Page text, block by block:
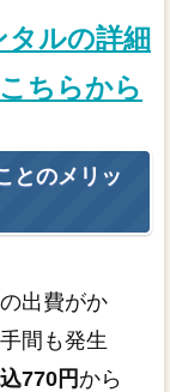
タルの詳細
ちらから
とのメリッ
出費がか
間も発生
770円から